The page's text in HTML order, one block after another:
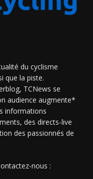
du cyclisme
que la piste.
TCNews se
audience augmente*
informations
des directs-live
des passionnés de
nous :